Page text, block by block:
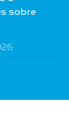
sobre